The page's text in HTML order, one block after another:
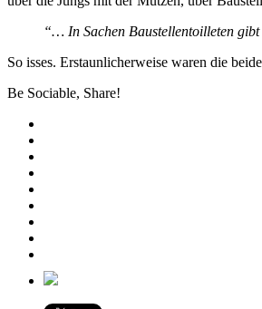
“… In Sachen Baustellentoilleten
So isses. Erstaunlicherweise waren die
Be Sociable, Share!